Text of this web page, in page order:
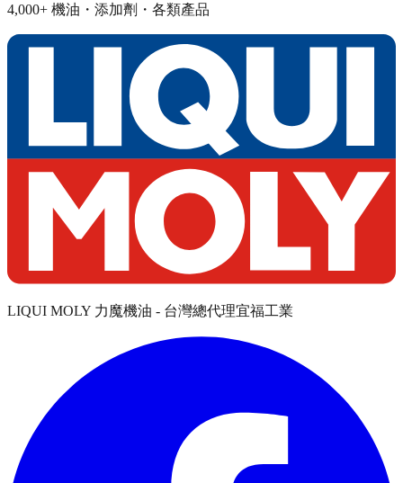
4,000+ 機油・添加劑・各類產品
LIQUI MOLY 力魔機油 - 台灣總代理宜福工業